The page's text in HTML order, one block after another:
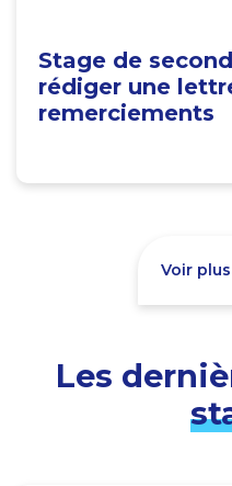
Stage de
rédiger une
remerciements
Voir
Les